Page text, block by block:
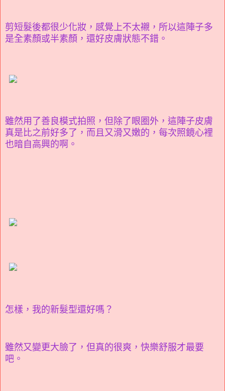
剪短髮後都很少化妝，感覺上不太襯，所以這陣子多
是全素顏或半素顏，還好皮膚狀態不錯。
雖然用了善良模式拍照，但除了眼圈外，這陣子皮膚
真是比之前好多了，而且又滑又嫩的，每次照鏡心裡
也暗自高興的啊。
怎樣，我的新髮型還好嗎？
雖然又變更大臉了，但真的很爽，快樂舒服才最要
吧。